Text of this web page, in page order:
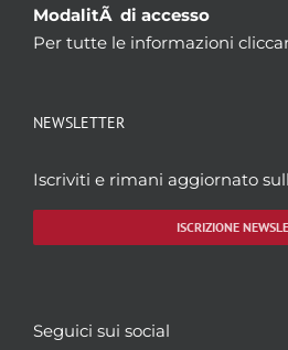
ModalitÃ di accesso
Per tutte le informazioni
NEWSLETTER
Iscriviti e rimani aggiornato
ISCRIZIONE
Seguici sui social